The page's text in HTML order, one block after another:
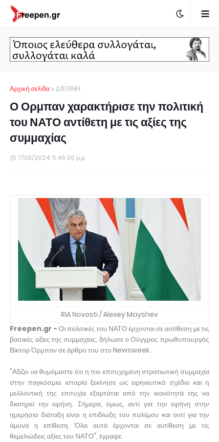
Αρχική σελίδα ΔΙΕΘΝΗ
Ο Ορμπαν χαρακτήρισε την πολιτική
του ΝΑΤΟ αντίθετη με τις αξίες της
συμμαχίας
7/06/2024 11:46:00 μ.μ.
RIA Novosti / Alexey Mayshev
Freepen.gr - Οι πολιτικές του ΝΑΤΟ έρχονται σε αντίθεση με τις
βασικές αξίες της συμμαχίας, δήλωσε ο Ούγγρος πρωθυπουργός
Βίκτορ Όρμπαν σε άρθρο του στο Newsweek.
"Αξίζει να θυμόμαστε ότι η πιο επιτυχημένη στρατιωτική συμμαχία
στην παγκόσμια ιστορία ξεκίνησε ως ειρηνευτικό σχέδιο και η
μελλοντική της επιτυχία εξαρτάται από την ικανότητά της να
διατηρεί την ειρήνη. Σήμερα, όμως, αντί για την ειρήνη στην
ημερήσια διάταξη είναι η επιδίωξη του πολέμου και αντί για την
άμυνα η επίθεση. Όλα αυτά έρχονται σε αντίθεση με τις
θεμελιώδεις αξίες του ΝΑΤΟ", έγραψε.